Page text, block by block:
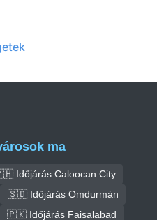
ma
Időjárás Caloocan City
🇸🇩 Időjárás Omdurmán
🇵🇰 Időjárás Faisalabad